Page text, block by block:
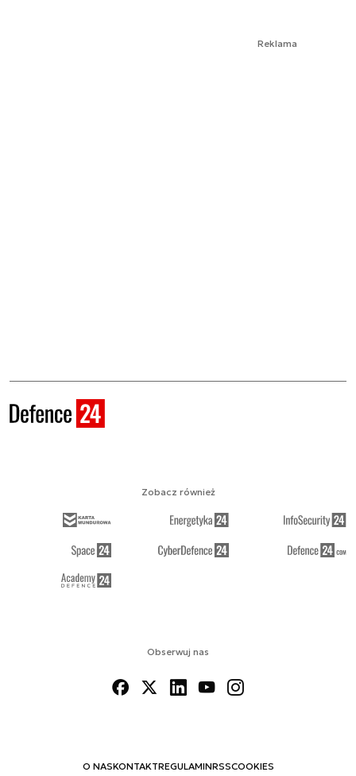
Reklama
Obserwuj nas
O NASKONTAKTREGULAMINRSSCOOKIES
Zobacz również